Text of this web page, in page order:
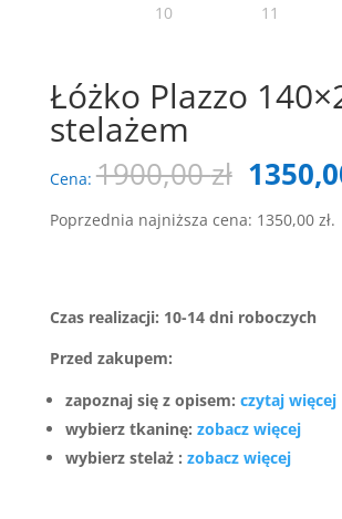
Łóżko Plazzo
stelażem
Cena: 1900,00zł
cena
Poprzednia najniższa cena: 1350,00 zł.
Czas realizacji: 10-14 dni roboczych
Przed zakupem:
zapoznaj się z opisem: czytaj więcej
wybierz tkaninę: zobacz więcej
wybierz stelaż : zobacz więcej